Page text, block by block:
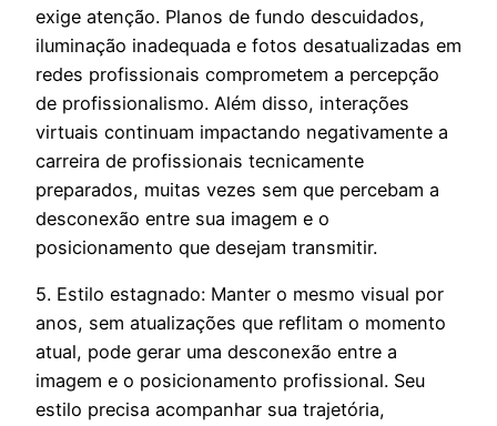
exige atenção. Planos de fundo descuidados,
iluminação inadequada e fotos desatualizadas em
redes profissionais comprometem a percepção
de profissionalismo. Além disso, interações
virtuais continuam impactando negativamente a
carreira de profissionais tecnicamente
preparados, muitas vezes sem que percebam a
desconexão entre sua imagem e o
posicionamento que desejam transmitir.
5. Estilo estagnado: Manter o mesmo visual por
anos, sem atualizações que reflitam o momento
atual, pode gerar uma desconexão entre a
imagem e o posicionamento profissional. Seu
estilo precisa acompanhar sua trajetória,